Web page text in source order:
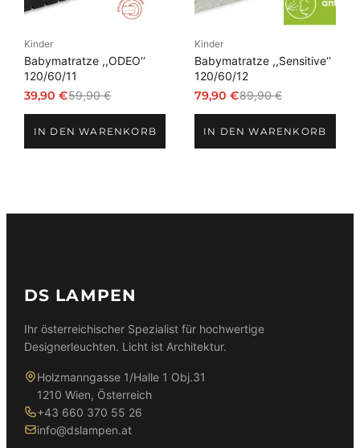
Kinder
Babymatratze ,,ODEO‘‘
120/60/11
59,90€
Ursprünglicher
war:
39,90€
Aktueller
ist:IN DEN WARENKORB
Kinder
Babymatratze ,,Sensitive‘‘
120/60/12
89,90€
Ursprünglicher
war:
79,90 €
Aktueller
ist:IN DEN WARENKORB
DS LAMPEN
Ihr österreichischer Spezialist für hochwertige
Designerleuchten. Licht ist Architektur.
Holzmanngasse 1/Halle 1 Obj.31
1210 Wien, Österreich
+43 660 370 55 26
info@dslampen.at